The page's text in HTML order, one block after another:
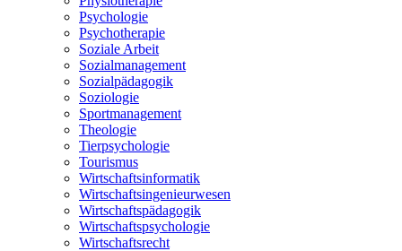
Psychologie
Psychotherapie
Soziale Arbeit
Sozialmanagement
Sozialpädagogik
Soziologie
Sportmanagement
Theologie
Tierpsychologie
Tourismus
Wirtschaftsinformatik
Wirtschaftsingenieurwesen
Wirtschaftspädagogik
Wirtschaftspsychologie
Wirtschaftsrecht